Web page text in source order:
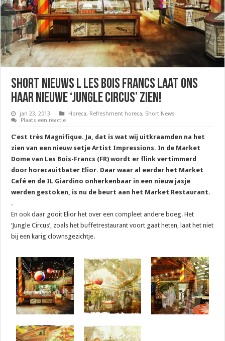
Short Nieuws l Les Bois Francs laat ons
haar nieuwe ‘Jungle Circus’ zien!
jan 23, 2013 Horeca, Refreshment horeca, Short News
Plaats een reactie
C’est très Magnifique. Ja, dat is wat wij uitkraamden na het
zien van een nieuw setje Artist Impressions. In de Market
Dome van Les Bois-Francs (FR) wordt er flink vertimmerd
door horecauitbater Elior. Daar waar al eerder het Market
Café en de IL Giardino onherkenbaar in een nieuw jasje
werden gestoken, is nu de beurt aan het Market Restaurant.
.
En ook daar gooit Elior het over een compleet andere boeg. Het
‘Jungle Circus’, zoals het buffetrestaurant voort gaat heten, laat het niet
bij een karig clownsgezichtje.